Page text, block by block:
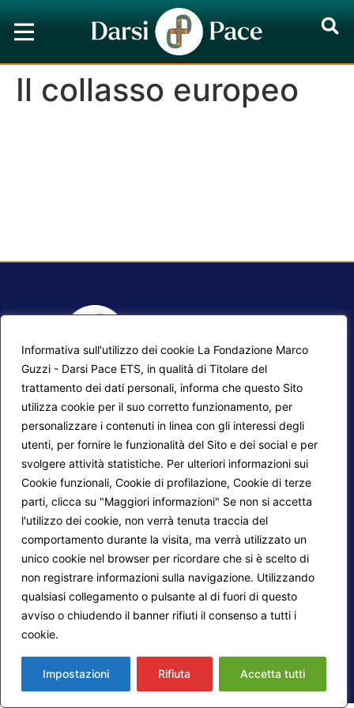
Informativa sull'utilizzo dei cookie La Fondazione Marco
Guzzi - Darsi Pace ETS, in qualità di Titolare del
trattamento dei dati personali, informa che questo Sito
utilizza cookie per il suo corretto funzionamento, per
personalizzare i contenuti in linea con gli interessi degli
utenti, per fornire le funzionalità del Sito e dei social e per
svolgere attività statistiche. Per ulteriori informazioni sui
Cookie funzionali, Cookie di profilazione, Cookie di terze
parti, clicca su "Maggiori informazioni" Se non si accetta
l'utilizzo dei cookie, non verrà tenuta traccia del
comportamento durante la visita, ma verrà utilizzato un
unico cookie nel browser per ricordare che si è scelto di
non registrare informazioni sulla navigazione. Utilizzando
qualsiasi collegamento o pulsante al di fuori di questo
avviso o chiudendo il banner rifiuti il consenso a tutti i
cookie.
Impostazioni Rifiuta Accetta tutti
Il collasso europeo
F.A.Q.
Mappa del sito
Progetti Darsi Pace
Login redattori
Contatti
Calendario corsi
Privacy Policy
Cookie Policy
Seguici su:
© 2026
ETS. Tutti i diritti sono riservati.